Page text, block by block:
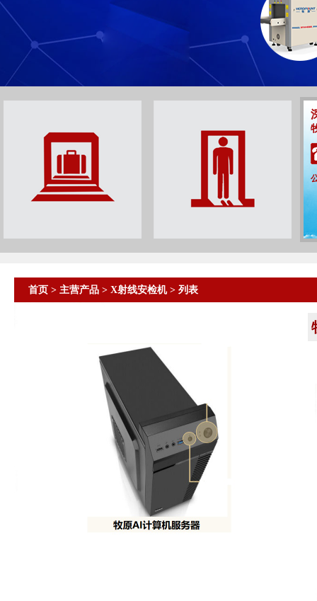
首页 > 主营产品 > X射线安检机> 列表